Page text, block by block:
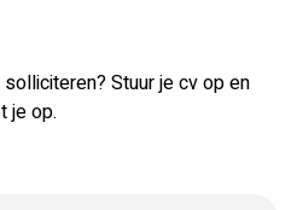
25 vakantiedagen en
op te bouwen bij goed
jaar is er een bonusregeling.
Stuur je cv op en
je op.